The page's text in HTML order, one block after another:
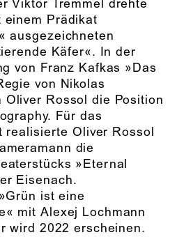
Viktor Tremmel drehte
einem Prädikat
ausgezeichneten
Käfer«. In der
von Franz Kafkas »Das
von Nikolas
Rossol die Position
Für das
realisierte Oliver Rossol
die
»Eternal
Eisenach.
ist eine
mit Alexej Lochmann
wird 2022 erscheinen.